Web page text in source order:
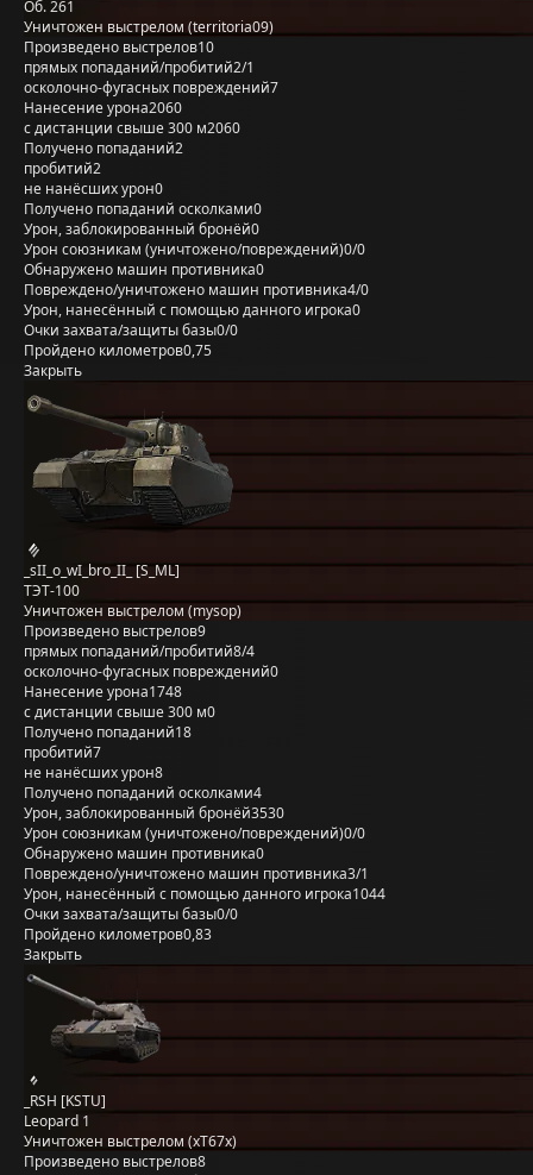
Об. 261
Уничтожен выстрелом (territoria09)
Произведено выстрелов10
прямых попаданий/пробитий2/1
осколочно-фугасных повреждений7
Нанесение урона2060
с дистанции свыше 300 м2060
Получено попаданий2
пробитий2
не нанёсших урон0
Получено попаданий осколками0
Урон, заблокированный бронёй0
Урон союзникам (уничтожено/повреждений)0/0
Обнаружено машин противника0
Повреждено/уничтожено машин противника4/0
Урон, нанесённый с помощью данного игрока0
Очки захвата/защиты базы0/0
Пройдено километров0,75
Закрыть
_sII_o_wI_bro_II_ [S_ML]
ТЭТ-100
Уничтожен выстрелом (mysop)
Произведено выстрелов9
прямых попаданий/пробитий8/4
осколочно-фугасных повреждений0
Нанесение урона1748
с дистанции свыше 300 м0
Получено попаданий18
пробитий7
не нанёсших урон8
Получено попаданий осколками4
Урон, заблокированный бронёй3530
Урон союзникам (уничтожено/повреждений)0/0
Обнаружено машин противника0
Повреждено/уничтожено машин противника3/1
Урон, нанесённый с помощью данного игрока1044
Очки захвата/защиты базы0/0
Пройдено километров0,83
Закрыть
_RSH [KSTU]
Leopard 1
Уничтожен выстрелом (xT67x)
Произведено выстрелов8